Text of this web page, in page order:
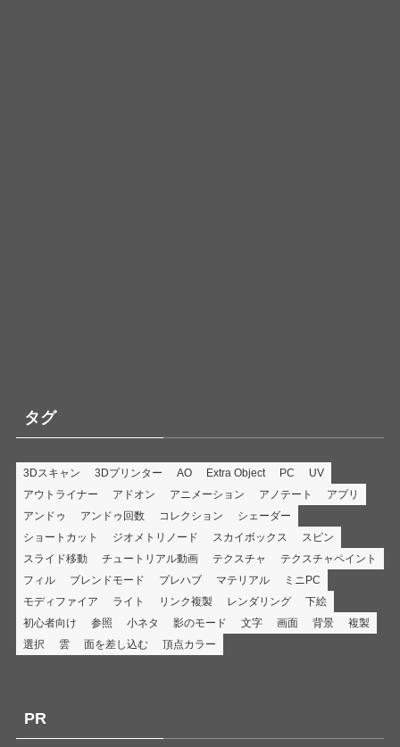
タグ
3Dスキャン 3Dプリンター AO Extra Object PC
UV
アウトライナー
アドオン アニメーション アノテート
アプリ
アンドゥ
アンドゥ回数 コレクション
シェーダー
ショートカット
ジオメトリノード スカイボックス
スピン
スライド移動
チュートリアル動画 テクスチャ
テクスチャペイント
フィル
ブレンドモード プレハブ マテリアル
ミニPC
モディファイア
ライト リンク複製 レンダリング
下絵
初心者向け
参照 小ネタ 影のモード 文字 画面 背景
複製
選択
雲 面を差し込む 頂点カラー
PR